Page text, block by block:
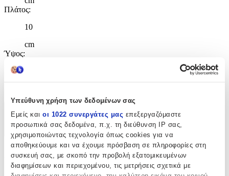
Υπεύθυνη χρήση των δεδομένων σας
Εμείς και οι 1022 συνεργάτες μας επεξεργαζόμαστε
προσωπικά σας δεδομένα, π.χ. τη διεύθυνση IP σας,
χρησιμοποιώντας τεχνολογία όπως cookies για να
αποθηκεύουμε και να έχουμε πρόσβαση σε πληροφορίες στη
συσκευή σας, με σκοπό την προβολή εξατομικευμένων
διαφημίσεων και περιεχομένου, τις μετρήσεις σχετικά με
Πλάτος:
10
cm
Ύψος:
Χαρακτηριστικά
Χαρακτηριστικά